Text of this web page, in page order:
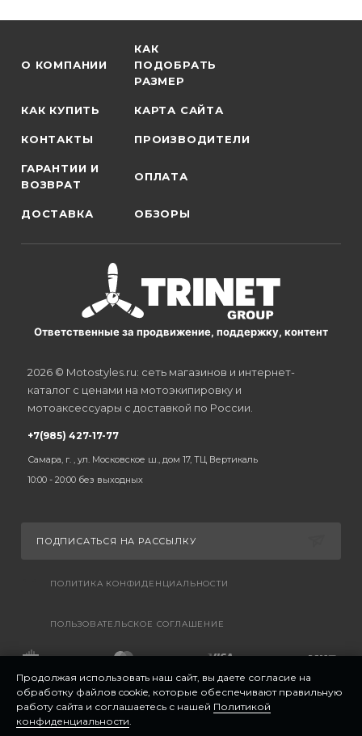
О КОМПАНИИ
КАК
ПОДОБРАТЬ
РАЗМЕР
КАК КУПИТЬ КАРТА САЙТА
КОНТАКТЫ ПРОИЗВОДИТЕЛИ
ГАРАНТИИ И
ВОЗВРАТ
ОПЛАТА
ДОСТАВКА ОБЗОРЫ
Ответственные за продвижение, поддержку, контент
2026 © Motostyles.ru: сеть магазинов и интернет-
каталог с ценами на мотоэкипировку и
мотоаксессуары с доставкой по России.
+7(985) 427-17-77
Самара, г. , ул. Московское ш., дом 17, ТЦ Вертикаль
10:00 - 20:00 без выходных
ПОДПИСАТЬСЯ НА РАССЫЛКУ
ПОЛИТИКА КОНФИДЕНЦИАЛЬНОСТИ
ПОЛЬЗОВАТЕЛЬСКОЕ СОГЛАШЕНИЕ
Продолжая использовать наш сайт, вы даете согласие на
обработку файлов cookie, которые обеспечивают правильную
работу сайта и соглашаетесь с нашей Политикой
конфиденциальности.